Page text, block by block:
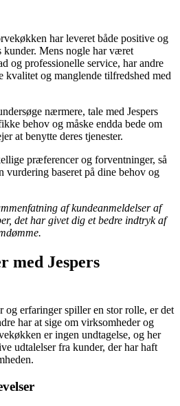
har leveret både positive og
kunder. Mens nogle har været
og professionelle service, har andre
og manglende tilfredshed med
nærmere, tale med Jespers
behov og måske endda bede om
at benytte deres tjenester.
præferencer og forventninger, så
vurdering baseret på dine behov og
af kundeanmeldelser af
det har givet dig et bedre indtryk af
med Jespers
og erfaringer spiller en stor rolle, er det
har at sige om virksomheder og
er ingen undtagelse, og her
udtalelser fra kunder, der har haft